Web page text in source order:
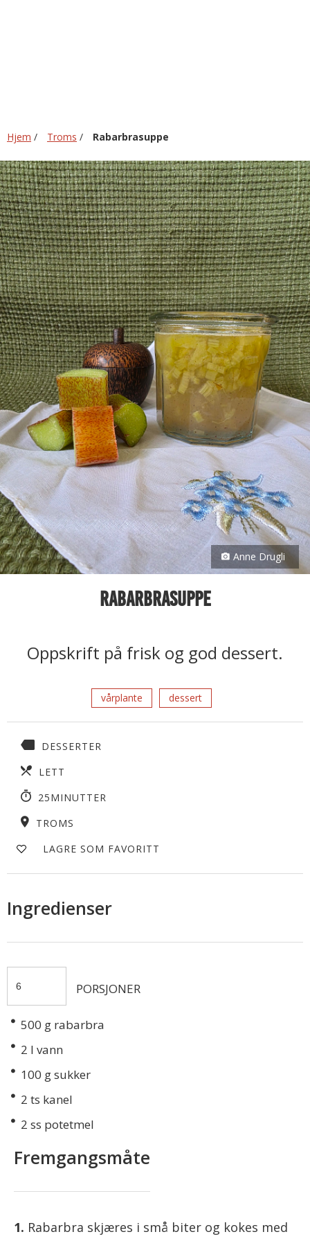
Hjem / Troms / Rabarbrasuppe
Anne Drugli
Rabarbrasuppe
Oppskrift på frisk og god dessert.
vårplante dessert
DESSERTER
LETT
25MINUTTER
TROMS
LAGRE SOM FAVORITT
Ingredienser
PORSJONER
500 g rabarbra
2 l vann
100 g sukker
2 ts kanel
2 ss potetmel
Fremgangsmåte
Rabarbra skjæres i små biter og kokes med